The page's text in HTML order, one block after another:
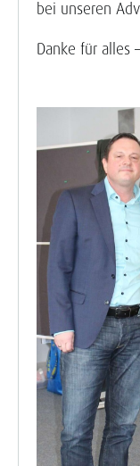
bei unseren
Danke für alles